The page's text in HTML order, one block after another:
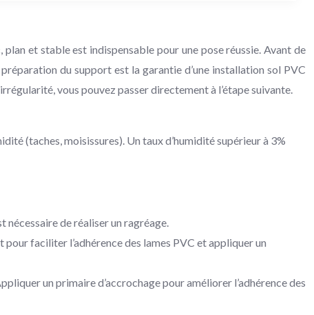
et stable est indispensable pour une pose réussie. Avant de
du support est la garantie d’une installation sol PVC
vous pouvez passer directement à l’étape suivante.
(taches, moisissures). Un taux d’humidité supérieur à 3%
de réaliser un ragréage.
faciliter l’adhérence des lames PVC et appliquer un
un primaire d’accrochage pour améliorer l’adhérence des